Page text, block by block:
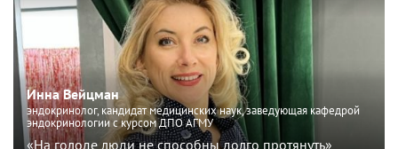
Инна Вейцман
эндокринолог, кандидат медицинских наук, заведующая кафедрой
эндокринологии с курсом ДПО АГМУ
«На голоде люди не способны долго протянуть»